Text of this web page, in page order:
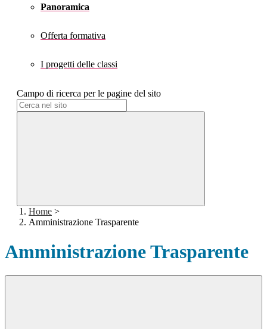
Panoramica
Offerta formativa
I progetti delle classi
Campo di ricerca per le pagine del sito
Home >
Amministrazione Trasparente
Amministrazione Trasparente